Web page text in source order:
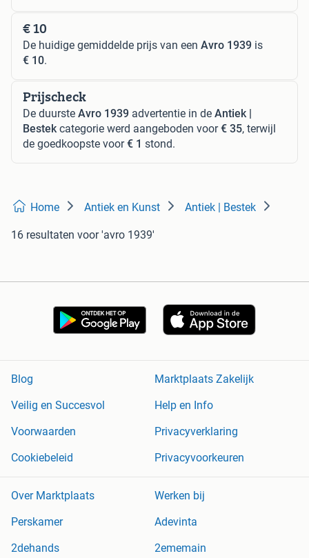
€ 10
De huidige gemiddelde prijs van een Avro 1939 is
€ 10.
Prijscheck
De duurste Avro 1939 advertentie in de Antiek |
Bestekcategorie werd aangeboden voor€ 35, terwijl
de goedkoopste voor€ 1 stond.
Home Antiek en Kunst Antiek | Bestek
16 resultaten voor 'avro 1939'
Blog
Marktplaats Zakelijk
Veilig en Succesvol
Help en Info
Voorwaarden
Privacyverklaring
Cookiebeleid
Privacyvoorkeuren
Over Marktplaats
Werken bij
Perskamer
Adevinta
2dehands
2ememain